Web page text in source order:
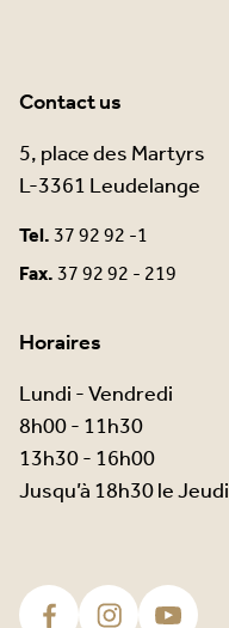
Contact us
5, place des Martyrs
L-3361 Leudelange
Tel.37 92 92 -1
Fax.37 92 92 - 219
Horaires
Lundi - Vendredi
8h00 - 11h30
13h30 - 16h00
Jusqu’à 18h30 le Jeudi